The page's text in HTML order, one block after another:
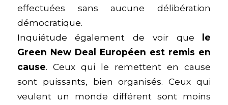
effectuées sans aucune délibération
démocratique.
Inquiétude également de voir que
le
Green New Deal Européen est remis en
cause. Ceux qui le remettent en cause
sont puissants, bien organisés. Ceux qui
veulent un monde différent sont moins